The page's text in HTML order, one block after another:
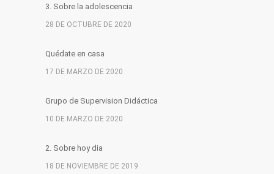
3. Sobre la adolescencia
28 DE OCTUBRE DE 2020
Quédate en casa
17 DE MARZO DE 2020
Grupo de Supervision Didáctica
10 DE MARZO DE 2020
2. Sobre hoy dia
18 DE NOVIEMBRE DE 2019